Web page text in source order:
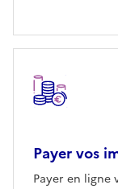
Payer vos
Payer en